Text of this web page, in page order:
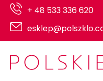
+ 48 533 336 620